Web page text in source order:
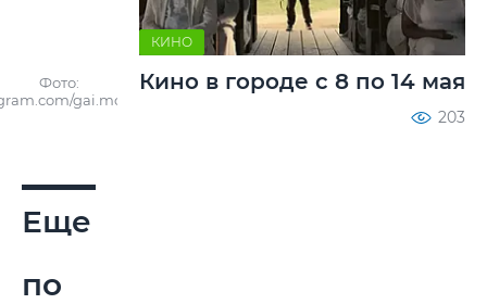
Фото:
gai.mogilev
Еще
по
КИНО
Кино в городе с 8 по 14 мая
203